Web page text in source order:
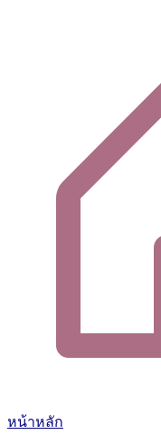
หน้าหลัก